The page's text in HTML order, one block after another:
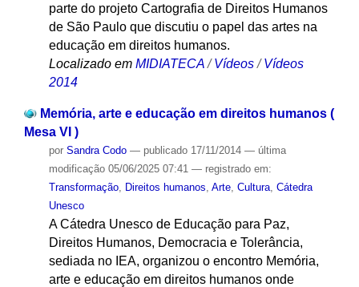
parte do projeto Cartografia de Direitos Humanos
de São Paulo que discutiu o papel das artes na
educação em direitos humanos.
Localizado em MIDIATECA /Vídeos /Vídeos
2014
Memória, arte e educação em direitos humanos (
Mesa VI )
por Sandra Codo — publicado17/11/2014 — última
modificação05/06/2025 07:41 — registrado em:
Transformação, Direitos humanos Arte, Cultura, Cátedra
Unesco
A Cátedra Unesco de Educação para Paz,
Direitos Humanos, Democracia e Tolerância,
sediada no IEA, organizou o encontro Memória,
arte e educação em direitos humanos onde